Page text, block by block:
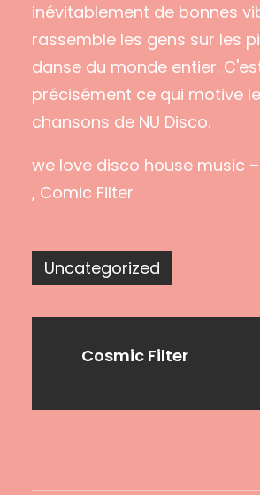
inévitablement de bonnes
rassemble les gens sur les
danse du monde entier.
précisément ce qui motive
chansons de NU Disco.
we love disco house music
, Comic Filter
Uncategorized
Cosmic Filter